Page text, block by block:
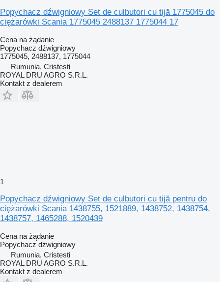
Popychacz dźwigniowy Set de culbutori cu tijă 1775045 do
ciężarówki Scania 1775045 2488137 1775044 17
Cena na żądanie
Popychacz dźwigniowy
1775045, 2488137, 1775044
Rumunia, Cristesti
ROYAL DRU AGRO S.R.L.
Kontakt z dealerem
1
Popychacz dźwigniowy Set de culbutori cu tijă pentru do
ciężarówki Scania 1438755, 1521889, 1438752, 1438754,
1438757, 1465288, 1520439
Cena na żądanie
Popychacz dźwigniowy
Rumunia, Cristesti
ROYAL DRU AGRO S.R.L.
Kontakt z dealerem